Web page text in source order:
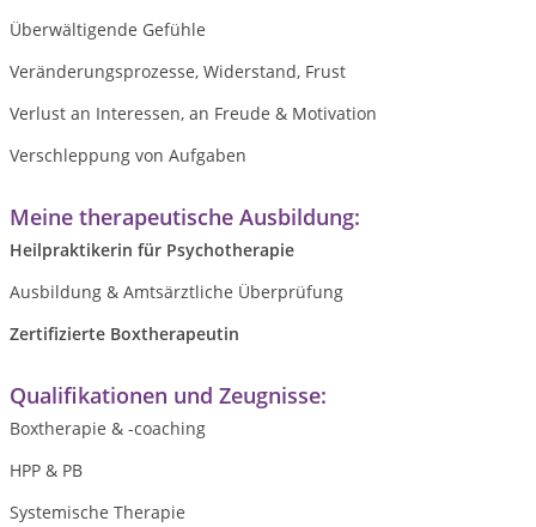
Überwältigende Gefühle
Veränderungsprozesse, Widerstand, Frust
Verlust an Interessen, an Freude & Motivation
Verschleppung von Aufgaben
Meine therapeutische Ausbildung:
Heilpraktikerin für Psychotherapie
Ausbildung & Amtsärztliche Überprüfung
Zertifizierte Boxtherapeutin
Qualifikationen und Zeugnisse:
Boxtherapie & -coaching
HPP & PB
Systemische Therapie